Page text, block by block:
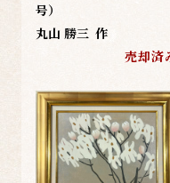
号）
丸山 勝三 作
売却済